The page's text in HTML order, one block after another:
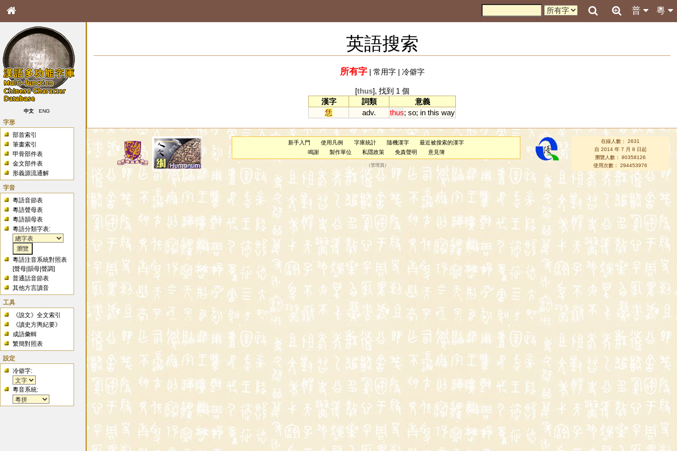
粵
普
中文 ENG
字形
部首索引
筆畫索引
甲骨部件表
金文部件表
形義源流通解
字音
粵語音節表
粵語聲母表
粵語韻母表
粵語分類字表:
粵語注音系統對照表
[聲母 |韻母 |聲調]
普通話音節表
其他方言讀音
工具
《說文》全文索引
《讀史方輿紀要》
成語彙輯
繁簡對照表
設定
冷僻字:
粵音系統:
英語搜索
所有字| 常用字| 冷僻字
[thus], 找到 1 個
漢字
詞類
意義
恁
adv. thus; so; in this way
新手入門 使用凡例 字庫統計 隨機漢字
最近被搜索的漢字
鳴謝
製作單位 私隱政策 免責聲明 意見簿
（管理員 ）
在線人數： 2631
自 2014 年 7 月 8 日起
瀏覽人數： 80358126
使用次數： 294453976